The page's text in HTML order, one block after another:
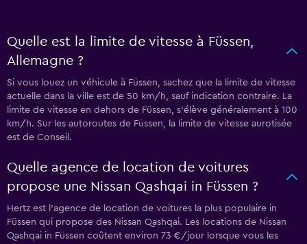
Quelle est la limite de vitesse à Füssen,
Allemagne ?
Si vous louez un véhicule à Füssen, sachez que la limite de vitesse
actuelle dans la ville est de 50 km/h, sauf indication contraire. La
limite de vitesse en dehors de Füssen, s’élève généralement à 100
km/h. Sur les autoroutes de Füssen, la limite de vitesse aurotisée
est de Conseil.
Quelle agence de location de voitures
propose une Nissan Qashqai in Füssen ?
Hertz est l'agence de location de voitures la plus populaire in
Füssen qui propose des Nissan Qashqai. Les locations de Nissan
Qashqai in Füssen coûtent environ 73 €/jour lorsque vous les